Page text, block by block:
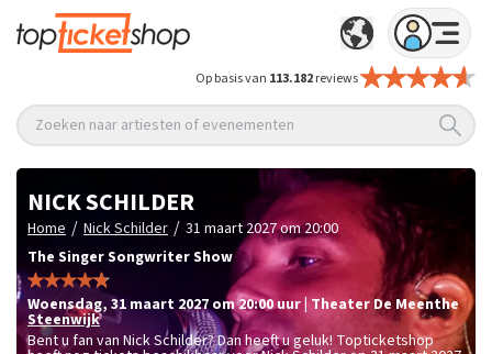
Op basis van 113.182reviews
Zoeken naar artiesten of evenementen
NICK SCHILDER
Home / Nick Schilder / 31 maart 2027 om 20:00
The Singer Songwriter Show
woensdag, 31 maart 2027 om 20:00uur Theater De Meenthe
Steenwijk
Bent u fan van Nick Schilder? Dan heeft u geluk! Topticketshop